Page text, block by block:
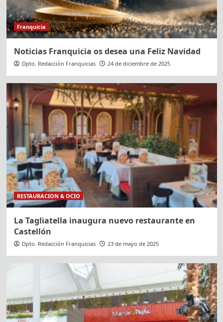
Franquicia
Noticias Franquicia os desea una Feliz Navidad
Dpto. Redacción Franquicias 24 de diciembre de 2025
RESTAURACION & OCIO
La Tagliatella inaugura nuevo restaurante en
Castellón
Dpto. Redacción Franquicias 23 de mayo de 2025